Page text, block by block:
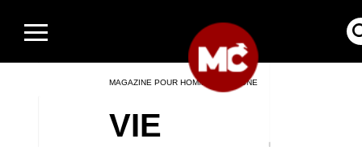
MAGAZINE POUR HOMMES EN LIGNE
VIE